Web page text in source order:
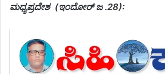
ಮಧ್ಯಪ್ರದೇಶ (ಇಂದೋರ್ ಜ .28):